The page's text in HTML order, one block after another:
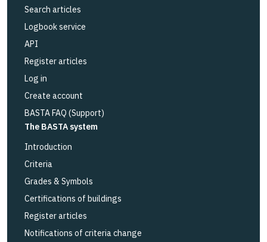
Search articles
Logbook service
API
Register articles
Log in
Create account
BASTA FAQ (Support)
The BASTA system
Introduction
Criteria
Grades & Symbols
Certifications of buildings
Register articles
Notifications of criteria change